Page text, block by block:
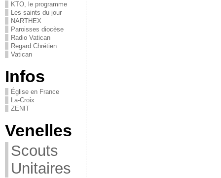
KTO, le programme
Les saints du jour
NARTHEX
Paroisses diocèse
Radio Vatican
Regard Chrétien
Vatican
Infos
Église en France
La-Croix
ZENIT
Venelles
Scouts
Unitaires